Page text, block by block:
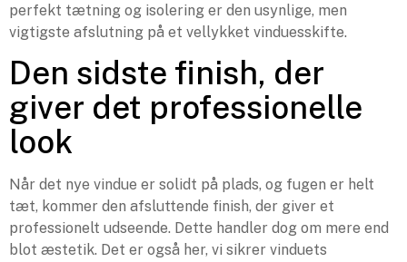
perfekt tætning og isolering er den usynlige, men
vigtigste afslutning på et vellykket vinduesskifte.
Den sidste finish, der
giver det professionelle
look
Når det nye vindue er solidt på plads, og fugen er helt
tæt, kommer den afsluttende finish, der giver et
professionelt udseende. Dette handler dog om mere end
blot æstetik. Det er også her, vi sikrer vinduets